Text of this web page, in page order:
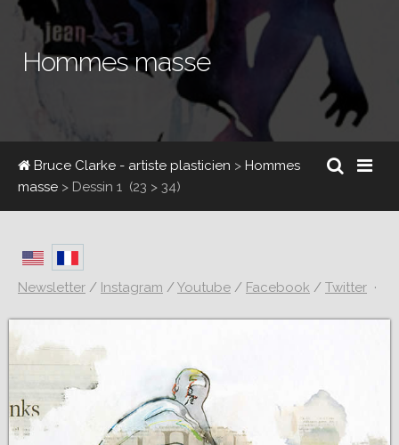
Hommes masse
Bruce Clarke - artiste plasticien > Hommes
masse > Dessin 1 (23 > 34)
Newsletter / Instagram /Youtube / Facebook / Twitter ·